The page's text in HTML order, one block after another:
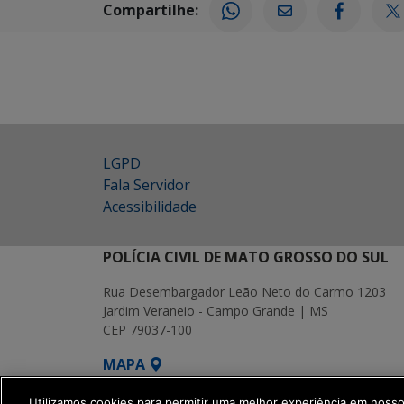
Compartilhe:
LGPD
Fala Servidor
Acessibilidade
POLÍCIA CIVIL DE MATO GROSSO DO SUL
Rua Desembargador Leão Neto do Carmo 1203
Jardim Veraneio - Campo Grande | MS
CEP 79037-100
MAPA
SETDIG | Secretaria-Executiva de